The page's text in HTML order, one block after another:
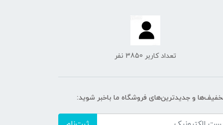
تعداد کاربر 3850 نفر
و جدیدترین‌های فروشگاه ما باخبر شوید: